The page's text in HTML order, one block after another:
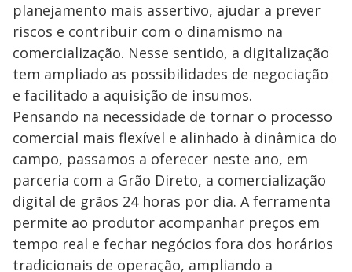
planejamento mais assertivo, ajudar a prever
riscos e contribuir com o dinamismo na
comercialização. Nesse sentido, a digitalização
tem ampliado as possibilidades de negociação
e facilitado a aquisição de insumos.
Pensando na necessidade de tornar o processo
comercial mais flexível e alinhado à dinâmica do
campo, passamos a oferecer neste ano, em
parceria com a Grão Direto, a comercialização
digital de grãos 24 horas por dia. A ferramenta
permite ao produtor acompanhar preços em
tempo real e fechar negócios fora dos horários
tradicionais de operação, ampliando a